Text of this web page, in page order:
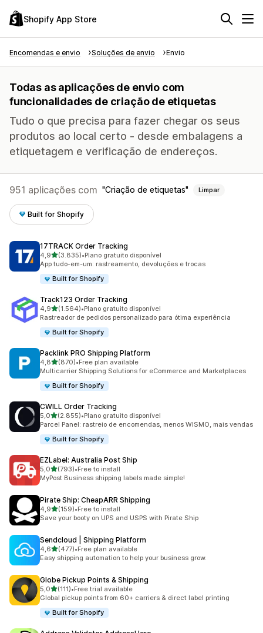
Shopify App Store
Encomendas e envio Soluções de envio Envio
Todas as aplicações de envio com
funcionalidades de criação de etiquetas
Tudo o que precisa para fazer chegar os seus
produtos ao local certo - desde embalagens a
etiquetagem e verificação de endereços.
951 aplicações com Criação de etiquetas Limpar
Built for Shopify
17TRACK Order Tracking
4,9de 5 estrelas
(3.835)
3835 total de avaliações
•Plano gratuito disponível
App tudo-em-um: rastreamento, devoluções e trocas
Built for Shopify
Track123 Order Tracking
4,9de 5 estrelas
(1.564)
1564 total de avaliações
•Plano gratuito disponível
Rastreador de pedidos personalizado para ótima experiência
Built for Shopify
Packlink PRO Shipping Platform
4,8de 5 estrelas
(870)
870 total de avaliações
•Free plan available
Multicarrier Shipping Solutions for eCommerce and Marketplaces
Built for Shopify
CWILL Order Tracking
5,0de 5 estrelas
(2.855)
2855 total de avaliações
•Plano gratuito disponível
Parcel Panel: rastreio de encomendas, menos WISMO, mais vendas
Built for Shopify
EZLabel: Australia Post Ship
5,0de 5 estrelas
(793)
793 total de avaliações
•Free to install
MyPost Business shipping labels made simple!
Pirate Ship: CheapARR Shipping
4,9de 5 estrelas
(159)
159 total de avaliações
•Free to install
Save your booty on UPS and USPS with Pirate Ship
Sendcloud | Shipping Platform
4,6de 5 estrelas
(477)
477 total de avaliações
•Free plan available
Easy shipping automation to help your business grow.
Globe Pickup Points & Shipping
5,0de 5 estrelas
(111)
111 total de avaliações
•Free trial available
Global pickup points from 60+ carriers & direct label printing
Built for Shopify